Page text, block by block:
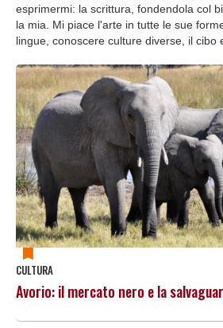
esprimermi: la scrittura, fondendola col
la mia. Mi piace l'arte in tutte le sue
lingue, conoscere culture diverse, il cibo
CULTURA
Avorio: il mercato nero e la